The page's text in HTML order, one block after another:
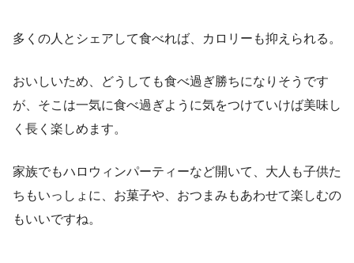
多くの人とシェアして食べれば、カロリーも抑えられる。
おいしいため、どうしても食べ過ぎ勝ちになりそうです
が、そこは一気に食べ過ぎように気をつけていけば美味し
く長く楽しめます。
家族でもハロウィンパーティーなど開いて、大人も子供た
ちもいっしょに、お菓子や、おつまみもあわせて楽しむの
もいいですね。